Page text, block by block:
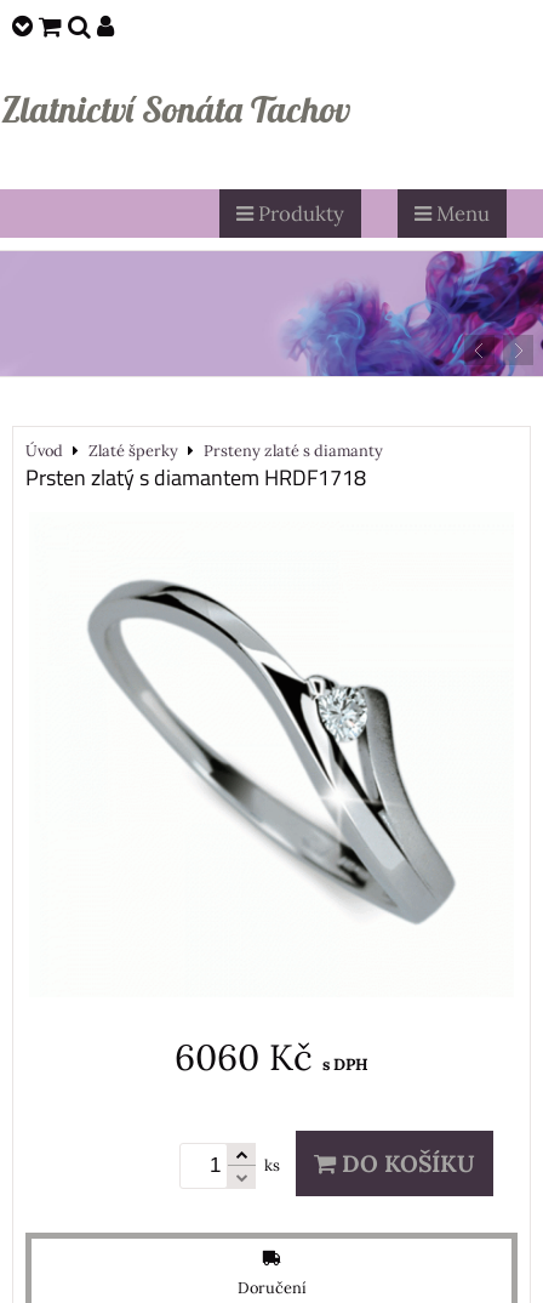
Zlatnictví Sonáta Tachov
Produkty Menu
Úvod Zlaté šperky Prsteny zlaté s diamanty
Prsten zlatý s diamantem HRDF1718
6060 Kč s DPH
ks DO KOŠÍKU
Doručení